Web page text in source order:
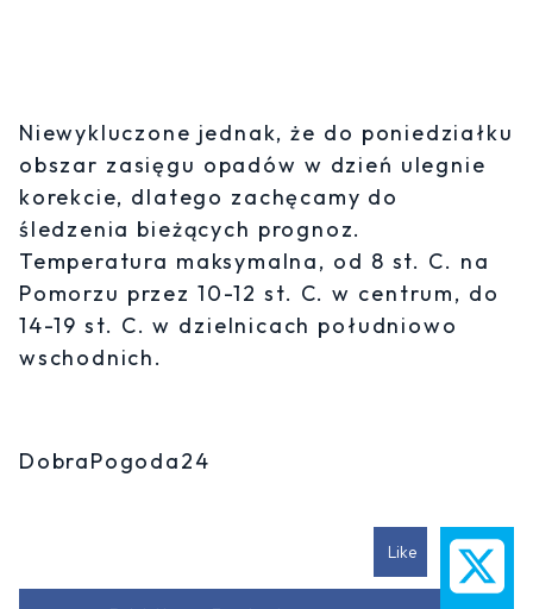
Niewykluczone jednak, że do poniedziałku
obszar zasięgu opadów w dzień ulegnie
korekcie, dlatego zachęcamy do
śledzenia bieżących prognoz.
Temperatura maksymalna, od 8 st. C. na
Pomorzu przez 10-12 st. C. w centrum, do
14-19 st. C. w dzielnicach południowo
wschodnich.
DobraPogoda24
Like